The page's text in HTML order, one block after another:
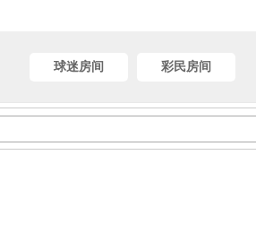
球迷房间 彩民房间